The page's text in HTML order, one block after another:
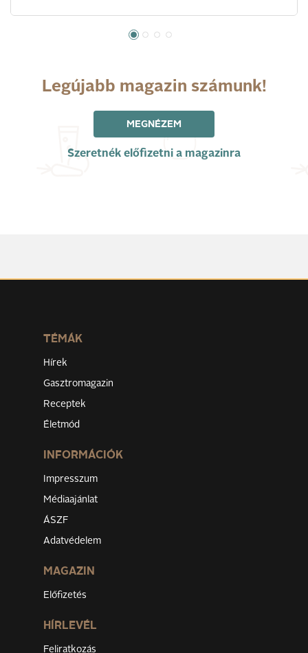
Legújabb magazin számunk!
MEGNÉZEM
Szeretnék előfizetni a magazinra
TÉMÁK
Hírek
Gasztromagazin
Receptek
Életmód
INFORMÁCIÓK
Impresszum
Médiaajánlat
ÁSZF
Adatvédelem
MAGAZIN
Előfizetés
HÍRLEVÉL
Feliratkozás